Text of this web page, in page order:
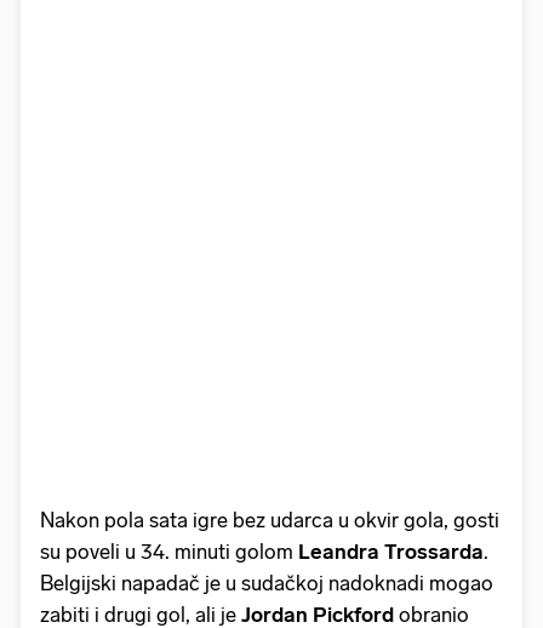
Nakon pola sata igre bez udarca u okvir gola, gosti
su poveli u 34. minuti golom Leandra Trossarda.
Belgijski napadač je u sudačkoj nadoknadi mogao
zabiti i drugi gol, ali je Jordan Pickford obranio